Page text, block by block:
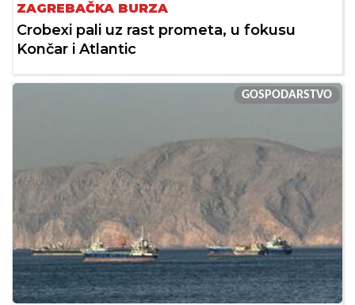
ZAGREBAČKA BURZA
Crobexi pali uz rast prometa, u fokusu
Končar i Atlantic
GOSPODARSTVO